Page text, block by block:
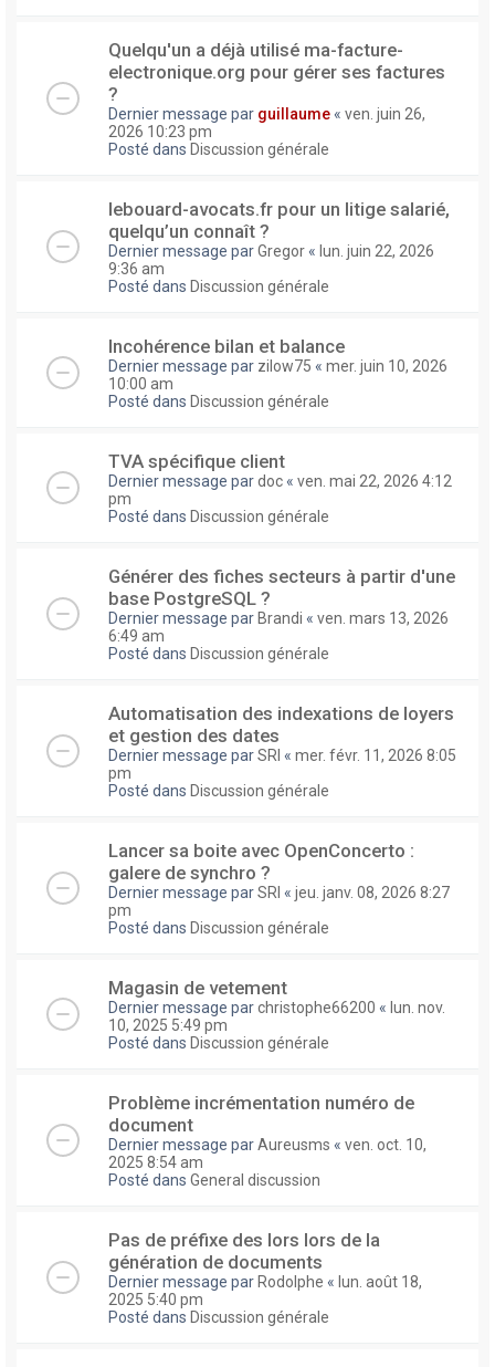
Quelqu'un a déjà utilisé ma-facture-
electronique.org pour gérer ses factures
?
Dernier message par guillaume « ven. juin 26,
2026 10:23 pm
Posté dans Discussion générale
lebouard-avocats.fr pour un litige salarié,
quelqu’un connaît ?
Dernier message parGregor « lun. juin 22, 2026
9:36 am
Posté dans Discussion générale
Incohérence bilan et balance
Dernier message par zilow75 « mer. juin 10, 2026
10:00 am
Posté dans Discussion générale
TVA spécifique client
Dernier message pardoc « ven. mai 22, 2026 4:12
pm
Posté dans Discussion générale
Générer des fiches secteurs à partir d'une
base PostgreSQL ?
Dernier message par Brandi « ven. mars 13, 2026
6:49 am
Posté dans Discussion générale
Automatisation des indexations de loyers
et gestion des dates
Dernier message parSRI « mer. févr. 11, 2026 8:05
pm
Posté dans Discussion générale
Lancer sa boite avec OpenConcerto :
galere de synchro ?
Dernier message parSRI « jeu. janv. 08, 2026 8:27
pm
Posté dans Discussion générale
Magasin de vetement
Dernier message parchristophe66200 « lun. nov.
10, 2025 5:49 pm
Posté dans Discussion générale
Problème incrémentation numéro de
document
Dernier message parAureusms « ven. oct. 10,
2025 8:54 am
Posté dans General discussion
Pas de préfixe des lors lors de la
génération de documents
Dernier message par Rodolphe « lun. août 18,
2025 5:40 pm
Posté dans Discussion générale